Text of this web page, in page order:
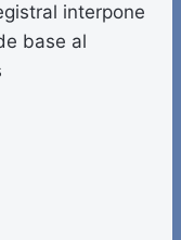
interpone
base al